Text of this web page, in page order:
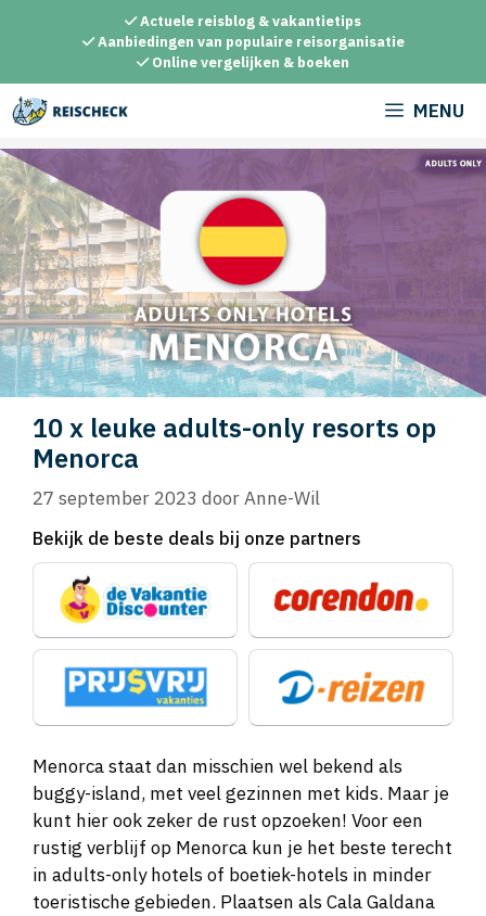
inhoud
Actuele reisblog & vakantietips
Aanbiedingen van populaire reisorganisatie
Online vergelijken & boeken
MENU
10 x leuke adults-only resorts op
Menorca
27 september 2023 doorAnne-Wil
Bekijk de beste deals bij onze partners
Menorca staat dan misschien wel bekend als
buggy-island, met veel gezinnen met kids. Maar je
kunt hier ook zeker de rust opzoeken! Voor een
rustig verblijf op Menorca kun je het beste terecht
in adults-only hotels of boetiek-hotels in minder
toeristische gebieden. Plaatsen als Cala Galdana